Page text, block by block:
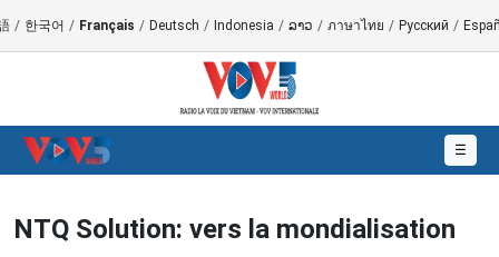
/ 한국어 / Français / Deutsch / Indonesia / ລາວ / ภาษาไทย / Русский /
☰
NTQ Solution: vers la mondialisation